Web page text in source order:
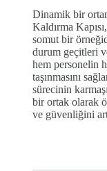
Dinamik bir
Kaldırma
somut bir
durum geçitleri
hem personelin
taşınmasını
sürecinin
bir ortak olarak
ve güvenliğini